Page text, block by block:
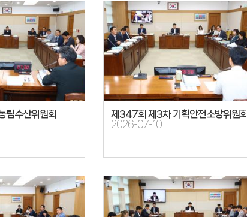
림수산위원회 제347회 제3차 기획안전소방위원회
2026-07-10